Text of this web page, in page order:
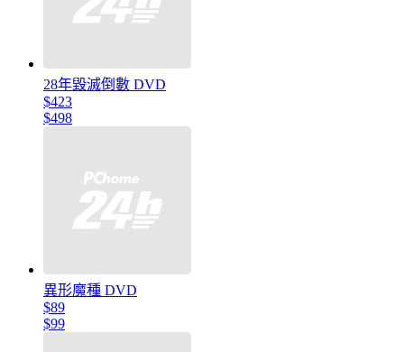
28年毀滅倒數 DVD
$423
$498
異形魔種 DVD
$89
$99